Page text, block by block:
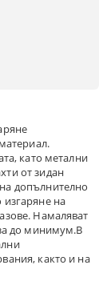
като метални
от зидан
допълнително
на
Намаляват
до минимум.В
както и на